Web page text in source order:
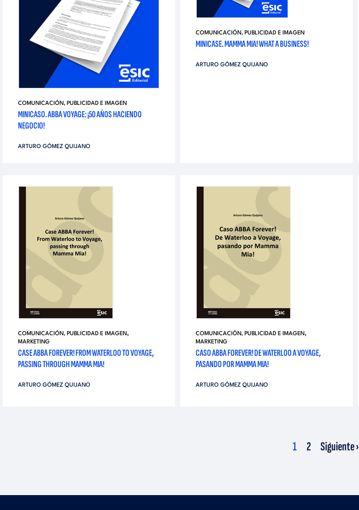
COMUNICACIÓN, PUBLICIDAD E IMAGEN
MINICASO. ABBA VOYAGE: ¡50 AÑOS HACIENDO
NEGOCIO!
ARTURO GÓMEZ QUIJANO
COMUNICACIÓN, PUBLICIDAD E IMAGEN
MINICASE. MAMMA MIA! WHAT A BUSINESS!
ARTURO GÓMEZ QUIJANO
COMUNICACIÓN, PUBLICIDAD E IMAGEN,
MARKETING
CASE ABBA FOREVER! FROM WATERLOO TO VOYAGE,
PASSING THROUGH MAMMA MIA!
ARTURO GÓMEZ QUIJANO
COMUNICACIÓN, PUBLICIDAD E IMAGEN,
MARKETING
CASO ABBA FOREVER! DE WATERLOO A VOYAGE,
PASANDO POR MAMMA MIA!
ARTURO GÓMEZ QUIJANO
Página
1 Página
2 Siguiente
página
Siguiente ›